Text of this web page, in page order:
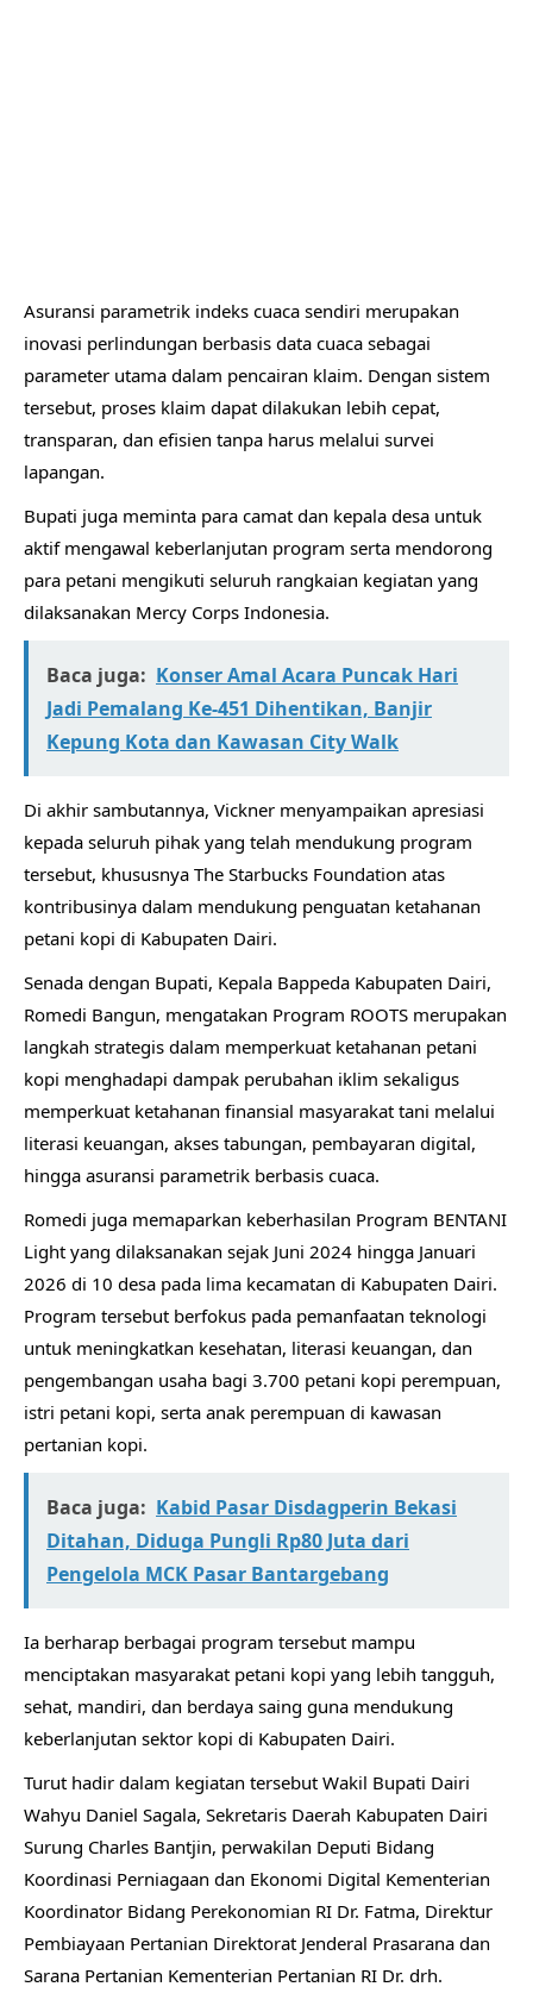
Asuransi parametrik indeks cuaca sendiri merupakan
inovasi perlindungan berbasis data cuaca sebagai
parameter utama dalam pencairan klaim. Dengan sistem
tersebut, proses klaim dapat dilakukan lebih cepat,
transparan, dan efisien tanpa harus melalui survei
lapangan.
Bupati juga meminta para camat dan kepala desa untuk
aktif mengawal keberlanjutan program serta mendorong
para petani mengikuti seluruh rangkaian kegiatan yang
dilaksanakan Mercy Corps Indonesia.
Baca juga: Konser Amal Acara Puncak Hari
Jadi Pemalang Ke-451 Dihentikan, Banjir
Kepung Kota dan Kawasan City Walk
Di akhir sambutannya, Vickner menyampaikan apresiasi
kepada seluruh pihak yang telah mendukung program
tersebut, khususnya The Starbucks Foundation atas
kontribusinya dalam mendukung penguatan ketahanan
petani kopi di Kabupaten Dairi.
Senada dengan Bupati, Kepala Bappeda Kabupaten Dairi,
Romedi Bangun, mengatakan Program ROOTS merupakan
langkah strategis dalam memperkuat ketahanan petani
kopi menghadapi dampak perubahan iklim sekaligus
memperkuat ketahanan finansial masyarakat tani melalui
literasi keuangan, akses tabungan, pembayaran digital,
hingga asuransi parametrik berbasis cuaca.
Romedi juga memaparkan keberhasilan Program BENTANI
Light yang dilaksanakan sejak Juni 2024 hingga Januari
2026 di 10 desa pada lima kecamatan di Kabupaten Dairi.
Program tersebut berfokus pada pemanfaatan teknologi
untuk meningkatkan kesehatan, literasi keuangan, dan
pengembangan usaha bagi 3.700 petani kopi perempuan,
istri petani kopi, serta anak perempuan di kawasan
pertanian kopi.
Baca juga: Kabid Pasar Disdagperin Bekasi
Ditahan, Diduga Pungli Rp80 Juta dari
Pengelola MCK Pasar Bantargebang
Ia berharap berbagai program tersebut mampu
menciptakan masyarakat petani kopi yang lebih tangguh,
sehat, mandiri, dan berdaya saing guna mendukung
keberlanjutan sektor kopi di Kabupaten Dairi.
Turut hadir dalam kegiatan tersebut Wakil Bupati Dairi
Wahyu Daniel Sagala, Sekretaris Daerah Kabupaten Dairi
Surung Charles Bantjin, perwakilan Deputi Bidang
Koordinasi Perniagaan dan Ekonomi Digital Kementerian
Koordinator Bidang Perekonomian RI Dr. Fatma, Direktur
Pembiayaan Pertanian Direktorat Jenderal Prasarana dan
Sarana Pertanian Kementerian Pertanian RI Dr. drh.